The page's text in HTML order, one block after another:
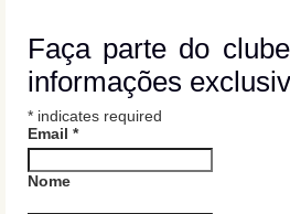
Faça parte do
informações
* indicates required
Email *
Nome